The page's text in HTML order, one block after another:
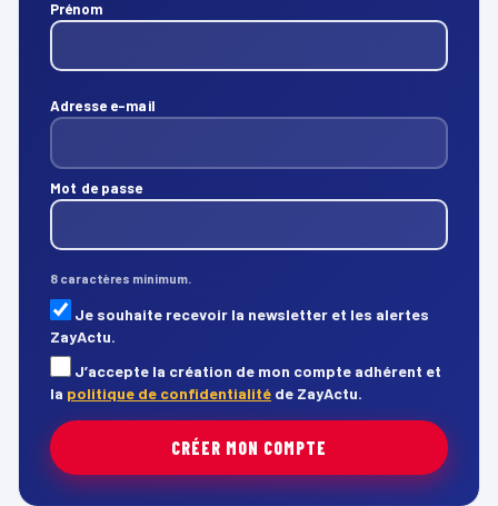
Prénom
Adresse e-mail
Mot de passe
8 caractères minimum.
Je souhaite recevoir la newsletter et les alertes
ZayActu.
J’accepte la création de mon compte adhérent et
la politique de confidentialité de ZayActu.
CRÉER MON COMPTE